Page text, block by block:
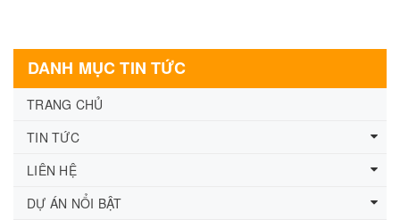
DANH MỤC TIN TỨC
TRANG CHỦ
TIN TỨC
LIÊN HỆ
DỰ ÁN NỔI BẬT